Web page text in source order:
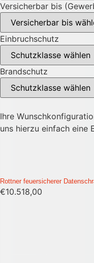
Versicherbar bis
Einbruchschutz
Brandschutz
Ihre
uns hierzu einfach eine
Rottner feuersicherer
€10.518,00